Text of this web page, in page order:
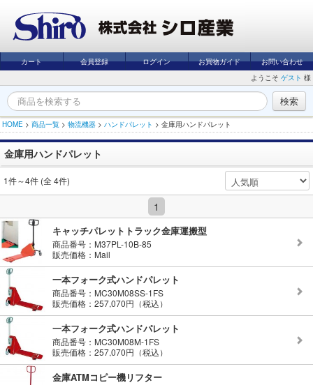
カート 会員登録 ログイン お買物ガイド
お問い合わせ
ようこそ ゲスト 様
HOME > 商品一覧 > 物流機器 > ハンドパレット > 金庫用ハンドパレット
金庫用ハンドパレット
1件～4件 (全 4件)
1
キャッチパレットトラック金庫運搬型
商品番号：M37PL-10B-85
販売価格：Mail
一本フォーク式ハンドパレット
商品番号：MC30M08SS-1FS
販売価格：257,070円（税込）
一本フォーク式ハンドパレット
商品番号：MC30M08M-1FS
販売価格：257,070円（税込）
金庫ATMコピー機リフター